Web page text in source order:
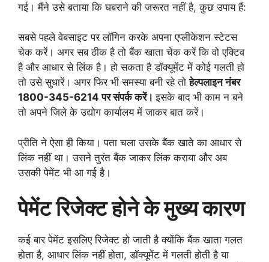
गई। मैंने उसे बताया कि घबराने की जरूरत नहीं है, कुछ उपाय हैं:
सबसे पहले वेबसाइट पर लॉगिन करके अपना एप्लीकेशन स्टेटस
चेक करें। अगर सब ठीक है तो बैंक खाता चेक करें कि वो एक्टिव
है और आधार से लिंक है। हो सकता है डॉक्यूमेंट में कोई गलती हो
तो उसे सुधारें। अगर फिर भी समस्या बनी रहे तोहेल्पलाइन नंबर
1800-345-6214 पर संपर्क करें।इसके बाद भी काम न बने
तो अपने जिले के उद्योग कार्यालय में जाकर बात करें।
प्रीति ने ऐसा ही किया। पता चला उसके बैंक खाते का आधार से
लिंक नहीं था। उसने तुरंत बैंक जाकर लिंक कराया और अब
उसकी पेमेंट भी आ गई है।
पेमेंट रिजेक्ट होने के मुख्य कारण
कई बार पेमेंट इसलिए रिजेक्ट हो जाती है क्योंकि बैंक खाता गलत
होता है, आधार लिंक नहीं होता, डॉक्यूमेंट में गलती होती है या